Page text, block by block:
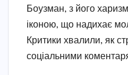
Боузман, з його
іконою, що надихає
Критики хвалили, як
соціальними